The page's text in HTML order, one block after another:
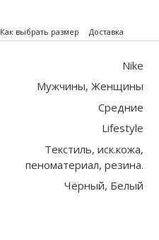
Как выбрать размер Доставка
Nike
Мужчины, Женщины
Средние
Lifestyle
Текстиль, иск.кожа,
пеноматериал, резина.
Чёрный, Белый